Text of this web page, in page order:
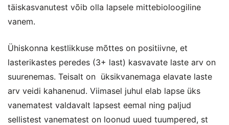
täiskasvanutest võib olla lapsele mittebioloogiline
vanem.
Ühiskonna kestlikkuse mõttes on positiivne, et
lasterikastes peredes (3+ last) kasvavate laste arv on
suurenemas. Teisalt on üksikvanemaga elavate laste
arv veidi kahanenud. Viimasel juhul elab lapse üks
vanematest valdavalt lapsest eemal ning paljud
sellistest vanematest on loonud uued tuumpered, st